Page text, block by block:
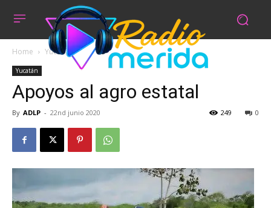
Home Yucatán
Yucatán
Apoyos al agro estatal
By ADLP - 22nd junio 2020 0
249